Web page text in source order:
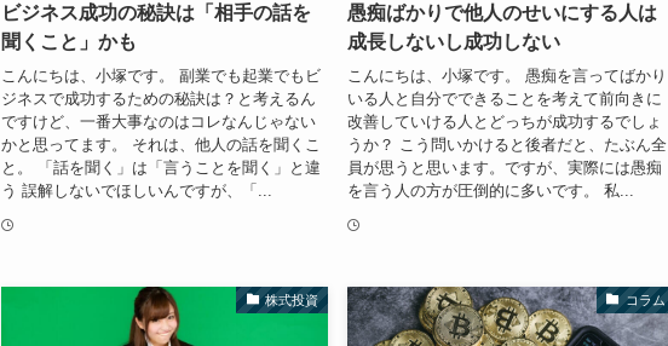
ビジネス成功の秘訣は「相手の話を
聞くこと」かも
こんにちは、小塚です。 副業でも起業でもビ
ジネスで成功するための秘訣は？と考えるん
ですけど、一番大事なのはコレなんじゃない
かと思ってます。 それは、他人の話を聞くこ
と。 「話を聞く」は「言うことを聞く」と違
う 誤解しないでほしいんですが、「...
愚痴ばかりで他人のせいにする人は
成長しないし成功しない
こんにちは、小塚です。 愚痴を言ってばかり
いる人と自分でできることを考えて前向きに
改善していける人とどっちが成功するでしょ
うか？ こう問いかけると後者だと、たぶん全
員が思うと思います。ですが、実際には愚痴
を言う人の方が圧倒的に多いです。 私...
株式投資 コラム